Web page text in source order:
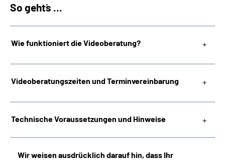
So geht´s ...
Wie funktioniert die Videoberatung?
Videoberatungszeiten und Terminvereinbarung
Technische Voraussetzungen und Hinweise
Wir weisen ausdrücklich darauf hin, dass Ihr